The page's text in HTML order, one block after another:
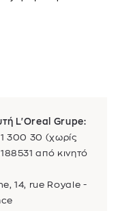
L'Oreal Grupe:
300 30 (χωρίς
από κινητό
14, rue Royale -